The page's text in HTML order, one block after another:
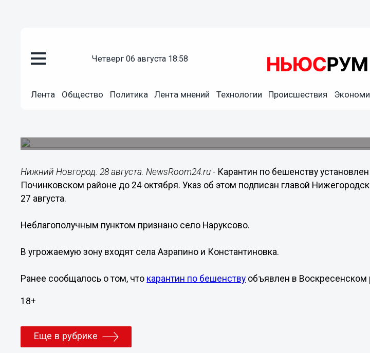
четверг 06 августа 18:58
Лента Общество Политика Лента мнений Технологии Происшествия
Карантин по бешенству установлен в Починковском
Нижний Новгород. 28 августа. NewsRoom24.ru - Карантин по бешенству
Починковском районе до 24 октября. Указ об этом подписан главой
27 августа.
Неблагополучным пунктом признано село Наруксово.
В угрожаемую зону входят села Азрапино и Константиновка.
Ранее сообщалось о том, что карантин по бешенству объявлен в Воскресенском
18+
Еще в рубрике